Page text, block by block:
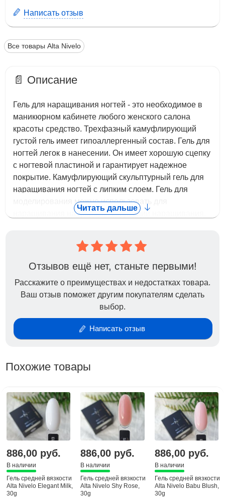
Написать отзыв
Все товары Alta Nivelo
📄 Описание
Гель для наращивания ногтей - это необходимое в
маникюрном кабинете любого женского салона
красоты средство. Трехфазный камуфлирующий
густой гель имеет гипоаллергенный состав. Гель для
ногтей легок в нанесении. Он имеет хорошую сцепку
с ногтевой пластиной и гарантирует надежное
покрытие. Камуфлирующий скульптурный гель для
наращивания ногтей с липким слоем. Гель для
моделирования можно использовать для
наращивания на формах, коррекции наращивания,
можно использовать для маникюра и педикюра в
домашних условиях. Для камуфлирующего эффекта
или защиты покрытия достаточно одного тонкого
слоя. В продаже различные светлые цвета,
молочный и прозрачный. Гель для укрепления
ногтей идеален для маникюра на свадьбу!
Косметическое средство для ухода сохнет под УФ -
лампой. Он подходит и взрослым и подросткам.
Читать дальше
Отзывов ещё нет, станьте первыми!
Расскажите о преимуществах и недостатках товара.
Ваш отзыв поможет другим покупателям сделать
выбор.
Написать отзыв
Похожие товары
886,00 руб.
В наличии
Гель средней вязкости
Alta Nivelo Elegant Milk,
30g
886,00 руб.
В наличии
Гель средней вязкости
Alta Nivelo Shy Rose,
30g
886,00 руб.
В наличии
Гель средней вязкости
Alta Nivelo Babu Blush,
30g